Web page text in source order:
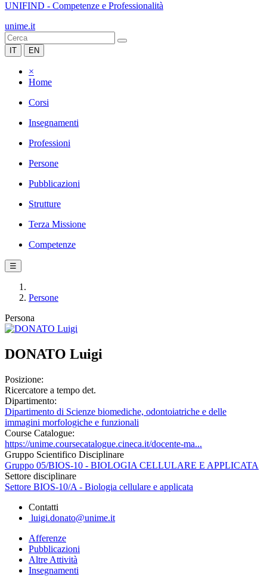
UNIFIND - Competenze e Professionalità
unime.it
IT EN
×
Home
Corsi
Insegnamenti
Professioni
Persone
Pubblicazioni
Strutture
Terza Missione
Competenze
☰
Persone
Persona
DONATO Luigi
Posizione:
Ricercatore a tempo det.
Dipartimento:
Dipartimento di Scienze biomediche, odontoiatriche e delle
immagini morfologiche e funzionali
Course Catalogue:
https://unime.coursecatalogue.cineca.it/docente-ma...
Gruppo Scientifico Disciplinare
Gruppo 05/BIOS-10 - BIOLOGIA CELLULARE E APPLICATA
Settore disciplinare
Settore BIOS-10/A - Biologia cellulare e applicata
Contatti
luigi.donato@unime.it
Afferenze
Pubblicazioni
Altre Attività
Insegnamenti